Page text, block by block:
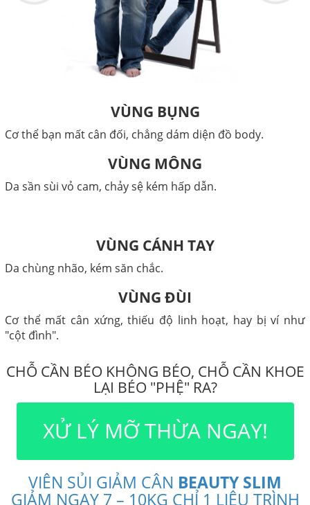
VÙNG BỤNG
Cơ thể bạn mất cân đối, chẳng dám diện đồ body.
VÙNG MÔNG
Da sần sùi vỏ cam, chảy sệ kém hấp dẫn.
VÙNG CÁNH TAY
Da chùng nhão, kém săn chắc.
VÙNG ĐÙI
Cơ thể mất cân xứng, thiếu độ linh hoạt, hay bị ví như
"cột đình".
CHỖ CẦN BÉO KHÔNG BÉO, CHỖ CẦN KHOE
LẠI BÉO "PHỆ" RA?
XỬ LÝ MỠ THỪA NGAY!
VIÊN SỦI GIẢM CÂN BEAUTY SLIM
GIẢM NGAY 7 – 10KG CHỈ 1 LIỆU TRÌNH